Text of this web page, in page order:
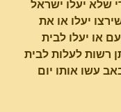
שלא יעלו ישראל
יעלו או את
או יעלו לבית
רשות לעלות לבית
עשו אותו יום